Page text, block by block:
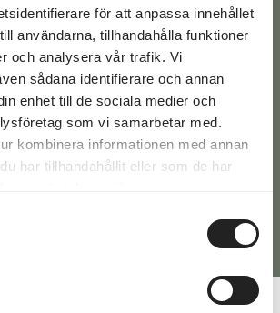
för att anpassa innehållet
användarna, tillhandahålla funktioner
och analysera vår trafik. Vi
sådana identifierare och annan
enhet till de sociala medier och
som vi samarbetar med.
kombinera informationen med annan
har tillhandahållit eller som de har